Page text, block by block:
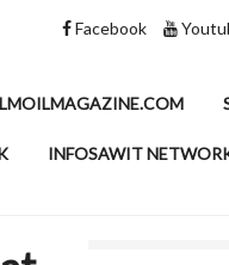
Proyeksi CPO di RM4.200
Facebook
INFOSAWIT